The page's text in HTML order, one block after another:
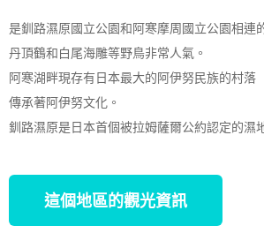
是釧路濕原國立公園和阿寒摩周國立公園相連
丹頂鶴和白尾海雕等野鳥非常人氣。
阿寒湖畔現存有日本最大的阿伊努民族的村落
傳承著阿伊努文化。
釧路濕原是日本首個被拉姆薩爾公約認定的濕
這個地區的觀光資訊